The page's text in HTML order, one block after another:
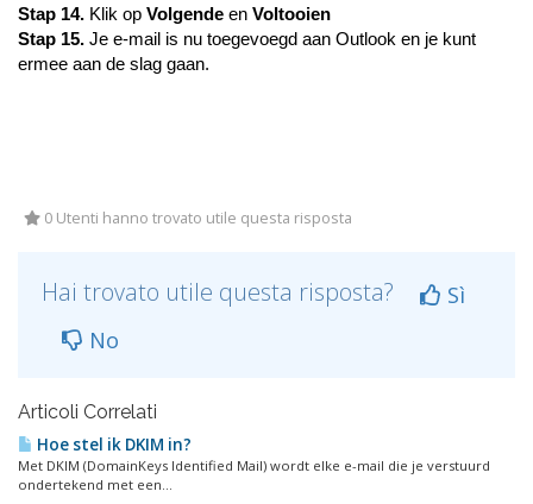
Stap 14. Klik op Volgende en Voltooien
Stap 15. Je e-mail is nu toegevoegd aan Outlook en je kunt
ermee aan de slag gaan.
0 Utenti hanno trovato utile questa risposta
Hai trovato utile questa risposta?
Sì
No
Articoli Correlati
Hoe stel ik DKIM in?
Met DKIM (DomainKeys Identified Mail) wordt elke e-mail die je verstuurd
ondertekend met een...